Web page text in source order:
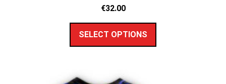
€32.00
SELECT OPTIONS